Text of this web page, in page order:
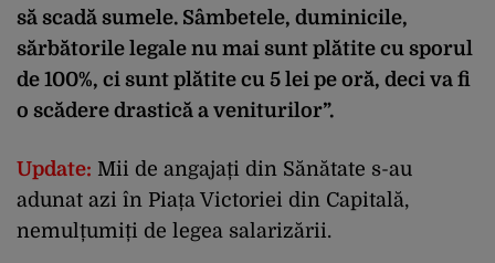
să scadă sumele. Sâmbetele, duminicile,
sărbătorile legale nu mai sunt plătite cu sporul
de 100%, ci sunt plătite cu 5 lei pe oră, deci va fi
o scădere drastică a veniturilor”.
Update: Mii de angajați din Sănătate s-au
adunat azi în Piața Victoriei din Capitală,
nemulțumiți de legea salarizării.